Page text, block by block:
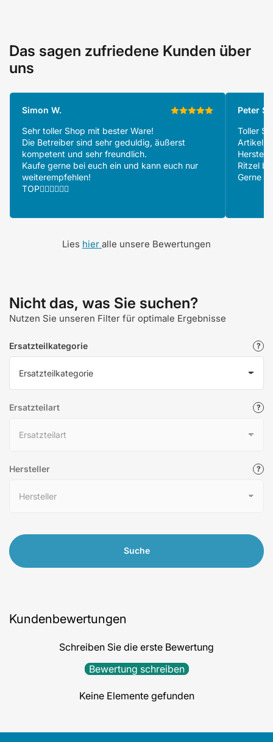
Das sagen zufriedene Kunden über
uns
Simon W.
Sehr toller Shop mit bester Ware!
Die Betreiber sind sehr geduldig, äußerst
kompetent und sehr freundlich.
Kaufe gerne bei euch ein und kann euch nur
weiterempfehlen!
TOP👍🏻👍🏻👍🏻
Peter S.
Toller
Artikeln
Ritzel
Gerne
Lies hier alle unsere Bewertungen
Nicht das, was Sie suchen?
Nutzen Sie unseren Filter für optimale Ergebnisse
Ersatzteilkategorie
Ersatzteilart
Hersteller
Suche
Kundenbewertungen
Schreiben Sie die erste Bewertung
Bewertung schreiben
Keine Elemente gefunden